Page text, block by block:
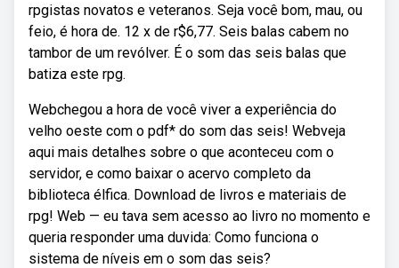
rpgistas novatos e veteranos. Seja você bom, mau, ou
feio, é hora de. 12 x de r$6,77. Seis balas cabem no
tambor de um revólver. É o som das seis balas que
batiza este rpg.
Webchegou a hora de você viver a experiência do
velho oeste com o pdf* do som das seis! Webveja
aqui mais detalhes sobre o que aconteceu com o
servidor, e como baixar o acervo completo da
biblioteca élfica. Download de livros e materiais de
rpg! Web — eu tava sem acesso ao livro no momento e
queria responder uma duvida: Como funciona o
sistema de níveis em o som das seis?